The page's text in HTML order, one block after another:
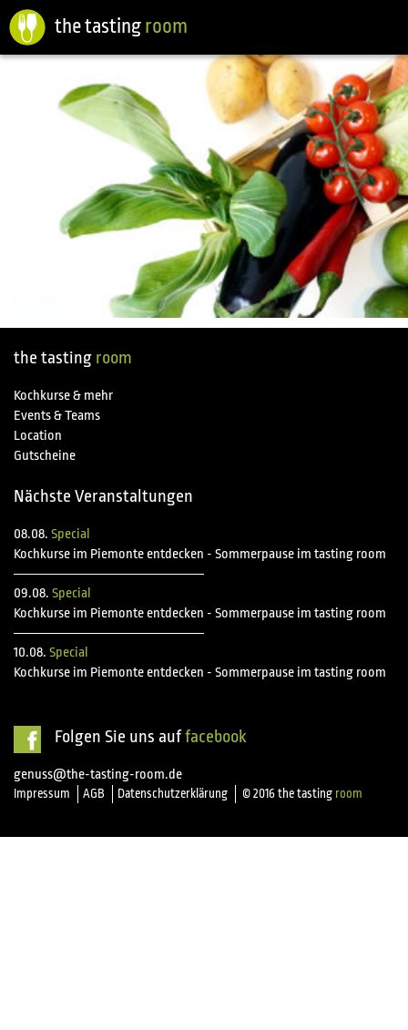
the tasting room
the tasting room
Kochkurse & mehr
Events & Teams
Location
Gutscheine
Nächste Veranstaltungen
08.08. Special
Kochkurse im Piemonte entdecken - Sommerpause im tasting room
09.08. Special
Kochkurse im Piemonte entdecken - Sommerpause im tasting room
10.08. Special
Kochkurse im Piemonte entdecken - Sommerpause im tasting room
Folgen Sie uns auffacebook
genuss@the-tasting-room.de
Impressum AGB Datenschutzerklärung © 2016 the tasting room